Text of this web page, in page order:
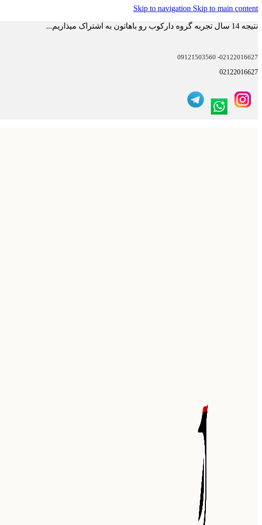
Skip to navigation Skip to main content
نتیجه 14 سال تجربه گروه دارکوب رو باهاتون به اشتراک میذاریم...
02122016627- 09121503560
02122016627